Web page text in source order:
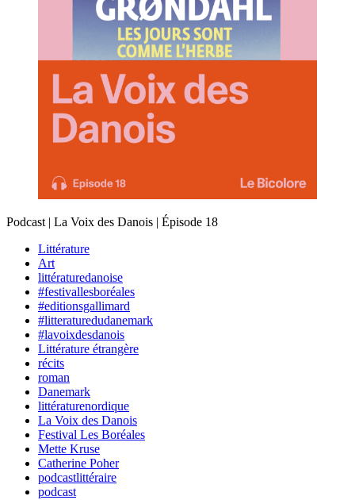
Podcast | La Voix des Danois | Épisode 18
Littérature
Art
littératuredanoise
#festivallesboréales
#editionsgallimard
#litteraturedudanemark
#lavoixdesdanois
Littérature étrangère
récits
roman
Danemark
littératurenordique
La Voix des Danois
Festival Les Boréales
Mette Kruse
Catherine Poher
podcastlittéraire
podcast